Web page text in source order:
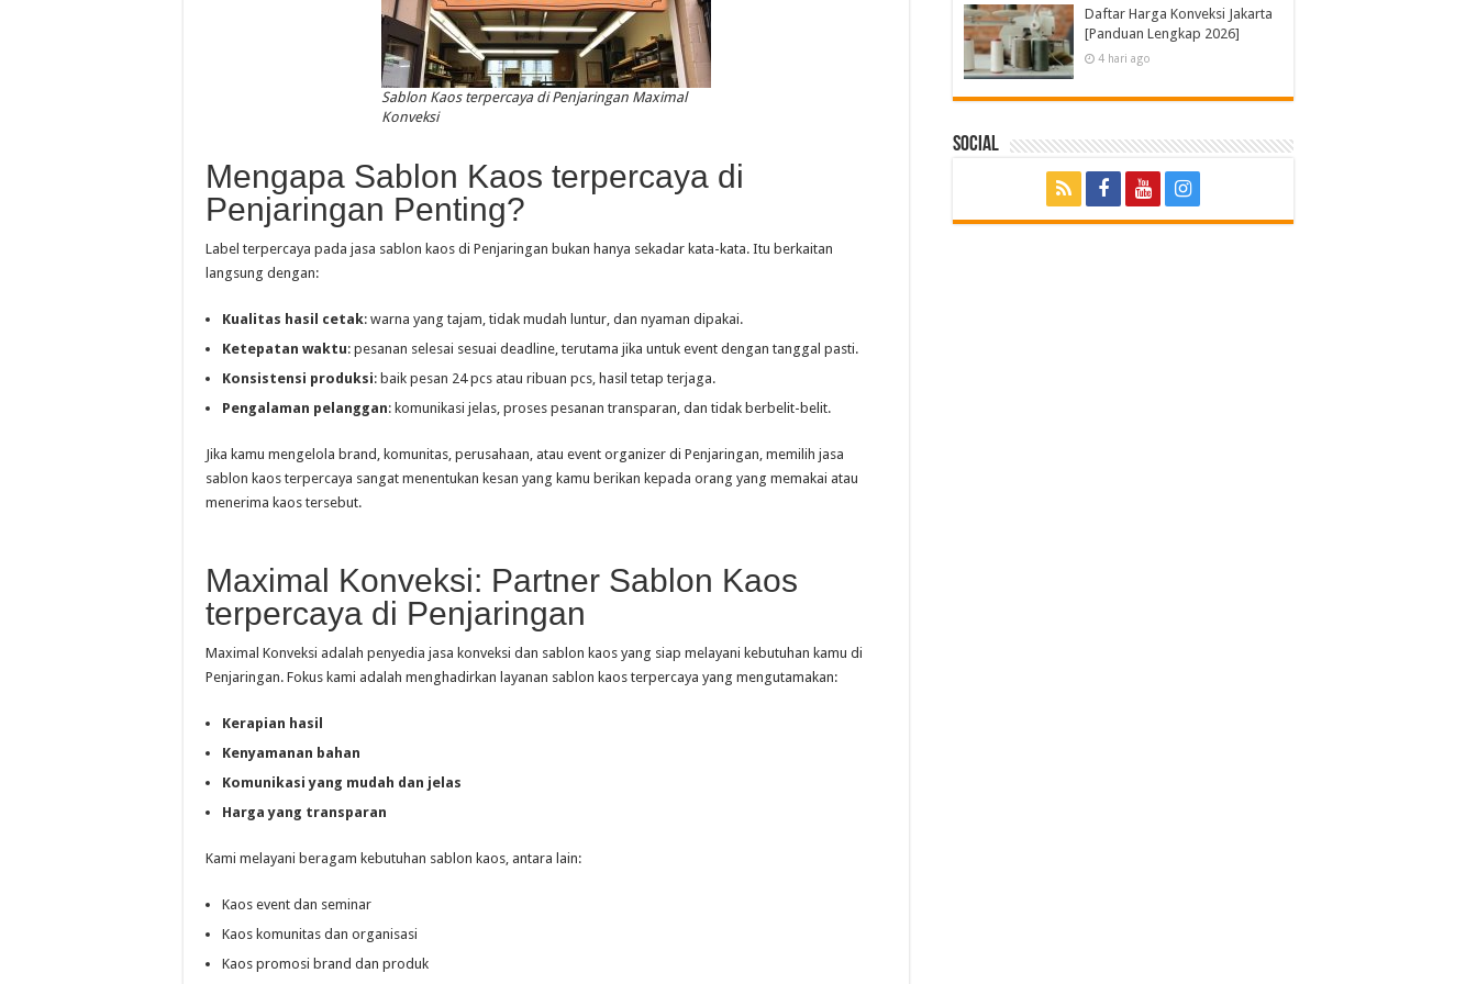
Sablon Kaos terpercaya di Penjaringan Maximal
Konveksi
Mengapa Sablon Kaos terpercaya di
Penjaringan Penting?
Label terpercaya pada jasa sablon kaos di Penjaringan bukan hanya sekadar kata-kata. Itu berkaitan
langsung dengan:
Kualitas hasil cetak: warna yang tajam, tidak mudah luntur, dan nyaman dipakai.
Ketepatan waktu: pesanan selesai sesuai deadline, terutama jika untuk event dengan tanggal pasti.
Konsistensi produksi: baik pesan 24 pcs atau ribuan pcs, hasil tetap terjaga.
Pengalaman pelanggan: komunikasi jelas, proses pesanan transparan, dan tidak berbelit-belit.
Jika kamu mengelola brand, komunitas, perusahaan, atau event organizer di Penjaringan, memilih jasa
sablon kaos terpercaya sangat menentukan kesan yang kamu berikan kepada orang yang memakai atau
menerima kaos tersebut.
Maximal Konveksi: Partner Sablon Kaos
terpercaya di Penjaringan
Maximal Konveksi adalah penyedia jasa konveksi dan sablon kaos yang siap melayani kebutuhan kamu di
Penjaringan. Fokus kami adalah menghadirkan layanan sablon kaos terpercaya yang mengutamakan:
Kerapian hasil
Kenyamanan bahan
Komunikasi yang mudah dan jelas
Harga yang transparan
Kami melayani beragam kebutuhan sablon kaos, antara lain:
Kaos event dan seminar
Kaos komunitas dan organisasi
Kaos promosi brand dan produk
Daftar Harga Konveksi Jakarta
[Panduan Lengkap 2026]
4 hari ago
Social